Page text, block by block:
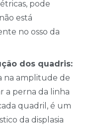
pode
está
no osso da
dos quadris:
na amplitude de
a perna da linha
quadril, é um
da displasia